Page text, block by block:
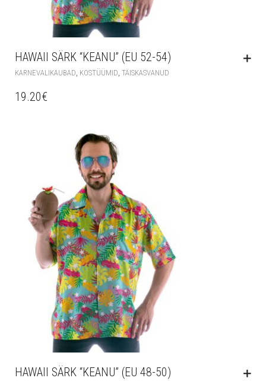
HAWAII SÄRK “KEANU” (EU 52-54)
KARNEVALIKAUBAD, KOSTÜÜMID, TÄISKASVANUD
19.20€
HAWAII SÄRK “KEANU” (EU 48-50)